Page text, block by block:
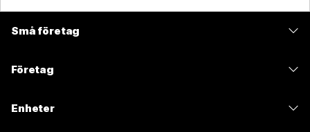
Små företag
Företag
Enheter